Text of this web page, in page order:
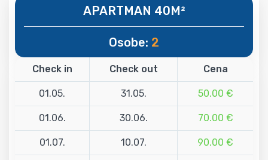
APARTMAN 40M²
Osobe: 2
Check in Check out Cena
01.05. 31.05. 50.00 €
01.06. 30.06. 70.00 €
01.07. 10.07. 90.00 €